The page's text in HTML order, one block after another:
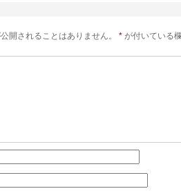
開されることはありません。 * が付いている